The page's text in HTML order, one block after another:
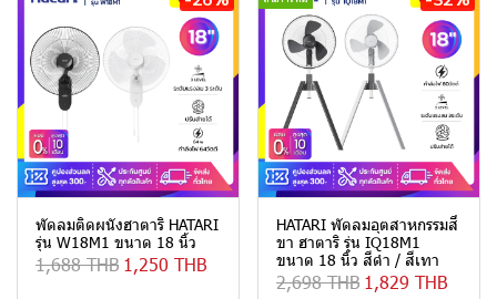
พัดลมติดผนังฮาตาริ HATARI
รุ่น W18M1 ขนาด 18 นิ้ว
1,688 THB 1,250 THB
HATARI พัดลมอุตสาหกรรมสี่
ขา ฮาตาริ รุ่น IQ18M1
ขนาด 18 นิ้ว สีดำ / สีเทา
2,698 THB 1,829 THB